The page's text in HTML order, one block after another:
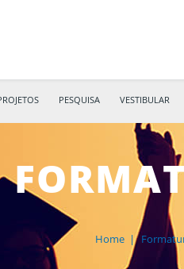
PESQUISA VESTIBULAR
Home |